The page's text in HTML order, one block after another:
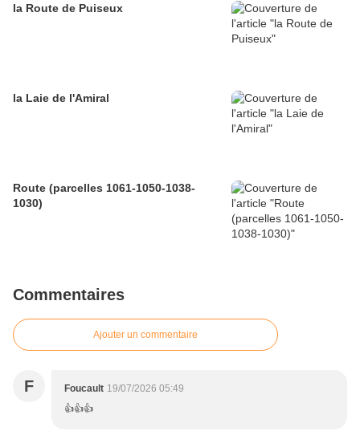
la Route de Puiseux
la Laie de l'Amiral
Route (parcelles 1061-1050-1038-
1030)
Commentaires
Ajouter un commentaire
F Foucault 19/07/2026 05:49
👍👍👍